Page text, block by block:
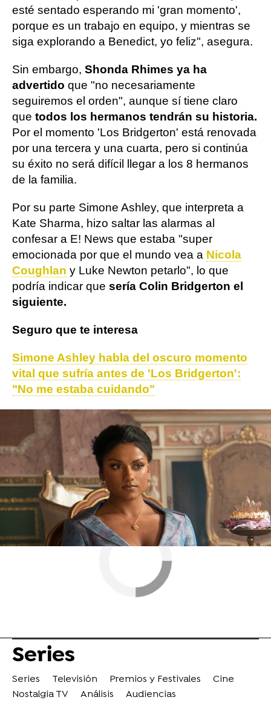
esté sentado esperando mi 'gran momento',
porque es un trabajo en equipo, y mientras se
siga explorando a Benedict, yo feliz", asegura.
Sin embargo, Shonda Rhimes ya ha
advertido que "no necesariamente
seguiremos el orden", aunque sí tiene claro
que todos los hermanos tendrán su historia.
Por el momento 'Los Bridgerton' está renovada
por una tercera y una cuarta, pero si continúa
su éxito no será difícil llegar a los 8 hermanos
de la familia.
Por su parte Simone Ashley, que interpreta a
Kate Sharma, hizo saltar las alarmas al
confesar a E! News que estaba "super
emocionada por que el mundo vea a Nicola
Coughlan y Luke Newton petarlo", lo que
podría indicar que sería Colin Bridgerton el
siguiente.
Seguro que te interesa
Simone Ashley habla del oscuro momento
vital que sufría antes de 'Los Bridgerton':
"No me estaba cuidando"
Netflix Los Bridgerton
ObjetivoTV » Series
Series
Series Televisión Premios y Festivales
Cine
Nostalgia TV
Análisis Audiencias